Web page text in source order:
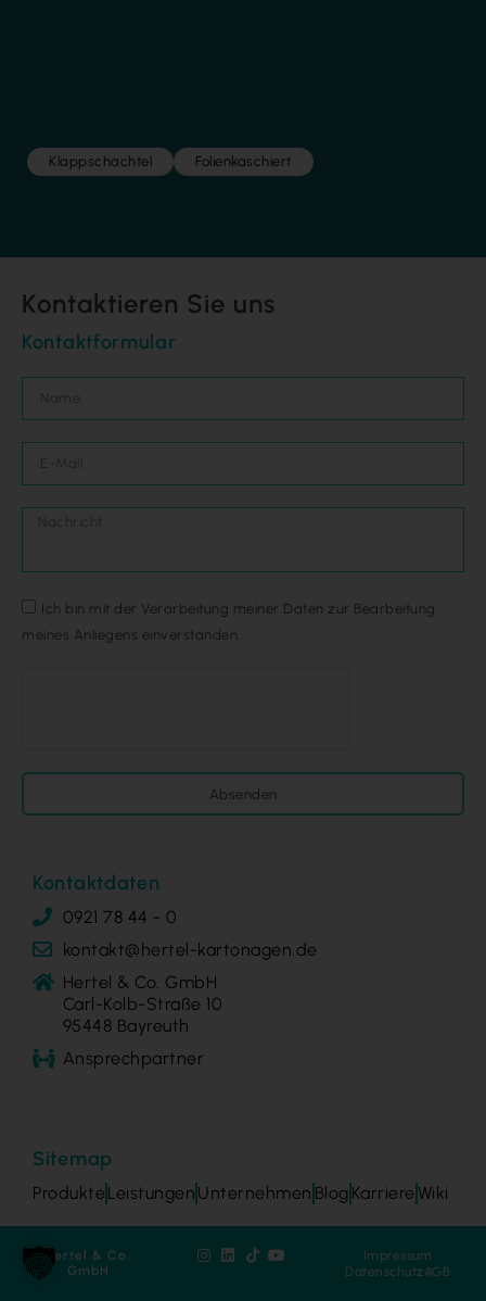
Klappschachtel Folienkaschiert
Kontaktieren Sie uns
Kontaktformular
Ich bin mit der Verarbeitung meiner Daten zur Bearbeitung
meines Anliegens einverstanden.
Absenden
Kontaktdaten
0921 78 44 - 0
kontakt@hertel-kartonagen.de
Hertel & Co. GmbH
Carl-Kolb-Straße 10
95448 Bayreuth
Ansprechpartner
Sitemap
Produkte Leistungen Unternehmen Blog Karriere Wiki
Hertel & Co.
GmbH
Impressum
DatenschutzAGB